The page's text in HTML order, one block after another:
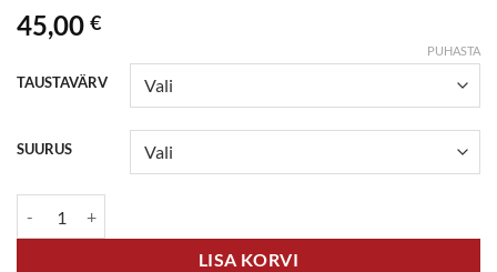
45,00 €
TAUSTAVÄRV
SUURUS
PUHASTA
LISA KORVI